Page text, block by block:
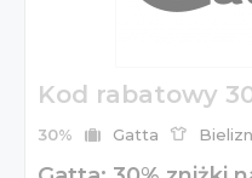
Kod rabatowy
30% Gatta